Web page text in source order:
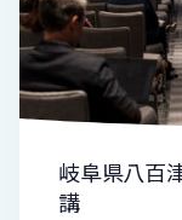
岐阜県八百
講